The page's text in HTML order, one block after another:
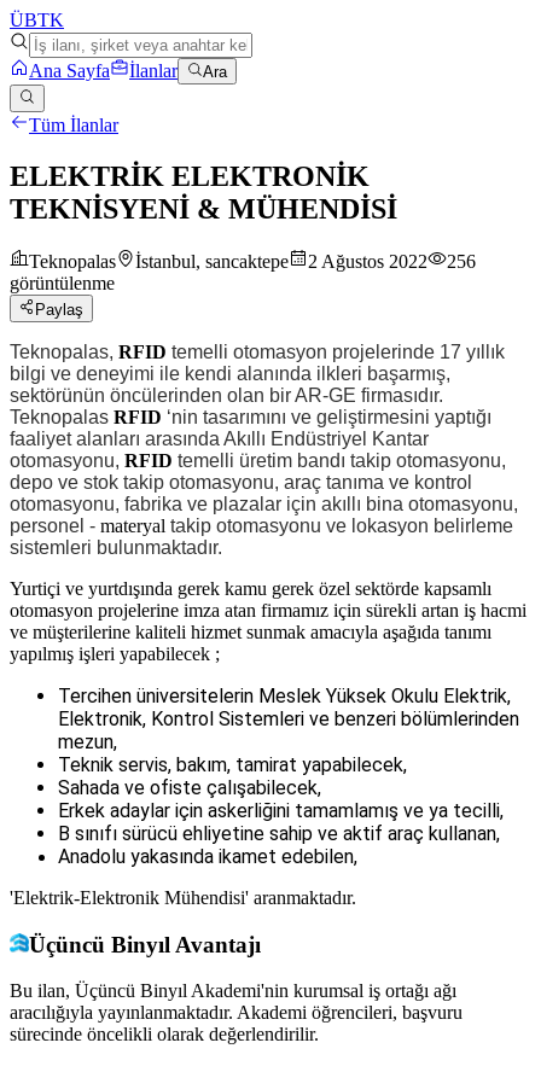
ÜBTK
Ana Sayfa İlanlar Ara
Tüm İlanlar
ELEKTRİK ELEKTRONİK
TEKNİSYENİ & MÜHENDİSİ
Teknopalas İstanbul, sancaktepe 2 Ağustos 2022
256
görüntülenme
Paylaş
Teknopalas, RFID temelli otomasyon projelerinde 17 yıllık
bilgi ve deneyimi ile kendi alanında ilkleri başarmış,
sektörünün öncülerinden olan bir AR-GE firmasıdır.
Teknopalas RFID ‘nin tasarımını ve geliştirmesini yaptığı
faaliyet alanları arasında Akıllı Endüstriyel Kantar
otomasyonu, RFID temelli üretim bandı takip otomasyonu,
depo ve stok takip otomasyonu, araç tanıma ve kontrol
otomasyonu, fabrika ve plazalar için akıllı bina otomasyonu,
personel - materyal takip otomasyonu ve lokasyon belirleme
sistemleri bulunmaktadır.
Yurtiçi ve yurtdışında gerek kamu gerek özel sektörde kapsamlı
otomasyon projelerine imza atan firmamız için sürekli artan iş hacmi
ve müşterilerine kaliteli hizmet sunmak amacıyla aşağıda tanımı
yapılmış işleri yapabilecek ;
Tercihen üniversitelerin Meslek Yüksek Okulu Elektrik,
Elektronik, Kontrol Sistemleri ve benzeri bölümlerinden
mezun,
Teknik servis, bakım, tamirat yapabilecek,
Sahada ve ofiste çalışabilecek,
Erkek adaylar için askerliğini tamamlamış ve ya tecilli,
B sınıfı sürücü ehliyetine sahip ve aktif araç kullanan,
Anadolu yakasında ikamet edebilen,
'Elektrik-Elektronik Mühendisi' aranmaktadır.
Üçüncü Binyıl Avantajı
Bu ilan, Üçüncü Binyıl Akademi'nin kurumsal iş ortağı ağı
aracılığıyla yayınlanmaktadır. Akademi öğrencileri, başvuru
sürecinde öncelikli olarak değerlendirilir.